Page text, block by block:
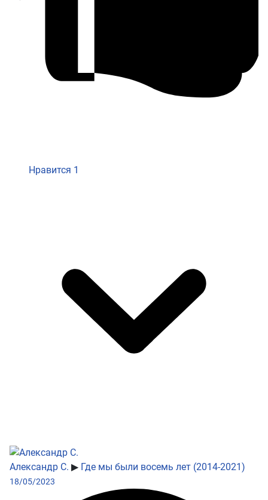
Нравится 1
Александр С. ▶ Где мы были восемь лет (2014-2021)
18/05/2023